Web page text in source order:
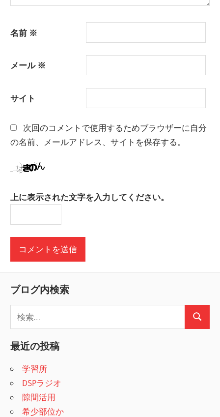
名前 ※
メール ※
サイト
次回のコメントで使用するためブラウザーに自分
の名前、メールアドレス、サイトを保存する。
上に表示された文字を入力してください。
ブログ内検索
検
索
:
検
最近の投稿
学習所
DSPラジオ
隙間活用
希少部位か